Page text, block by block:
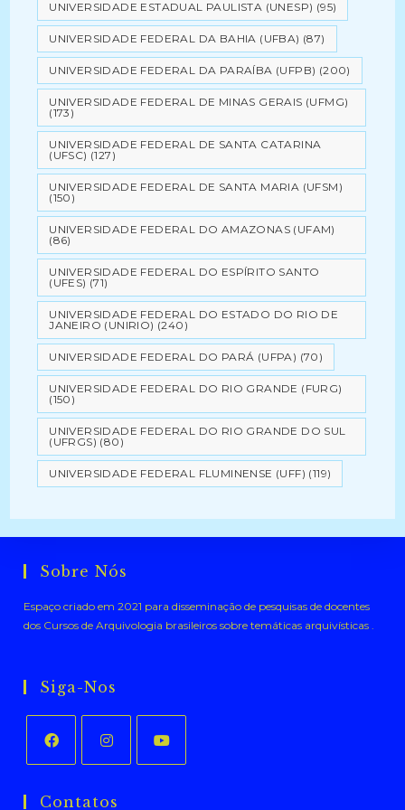
UNIVERSIDADE ESTADUAL PAULISTA (UNESP) (95)
UNIVERSIDADE FEDERAL DA BAHIA (UFBA) (87)
UNIVERSIDADE FEDERAL DA PARAÍBA (UFPB) (200)
UNIVERSIDADE FEDERAL DE MINAS GERAIS (UFMG)
(173)
UNIVERSIDADE FEDERAL DE SANTA CATARINA
(UFSC) (127)
UNIVERSIDADE FEDERAL DE SANTA MARIA (UFSM)
(150)
UNIVERSIDADE FEDERAL DO AMAZONAS (UFAM)
(86)
UNIVERSIDADE FEDERAL DO ESPÍRITO SANTO
(UFES) (71)
UNIVERSIDADE FEDERAL DO ESTADO DO RIO DE
JANEIRO (UNIRIO) (240)
UNIVERSIDADE FEDERAL DO PARÁ (UFPA) (70)
UNIVERSIDADE FEDERAL DO RIO GRANDE (FURG)
(150)
UNIVERSIDADE FEDERAL DO RIO GRANDE DO SUL
(UFRGS) (80)
UNIVERSIDADE FEDERAL FLUMINENSE (UFF) (119)
Sobre Nós
Espaço criado em 2021 para disseminação de pesquisas de docentes
dos Cursos de Arquivologia brasileiros sobre temáticas arquivísticas .
Siga-Nos
em
em
Contatos